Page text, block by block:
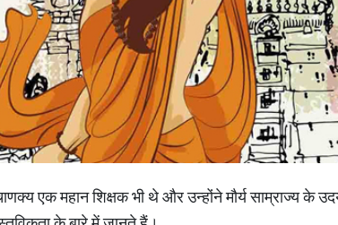
एक महान शिक्षक भी थे और उन्होंने मौर्य साम्राज्य के